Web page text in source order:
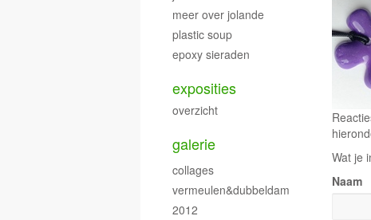
Wat je
Naam
meer over jolande
plastic soup
epoxy sieraden
exposities
overzicht
galerie
collages
vermeulen&dubbeldam
2012